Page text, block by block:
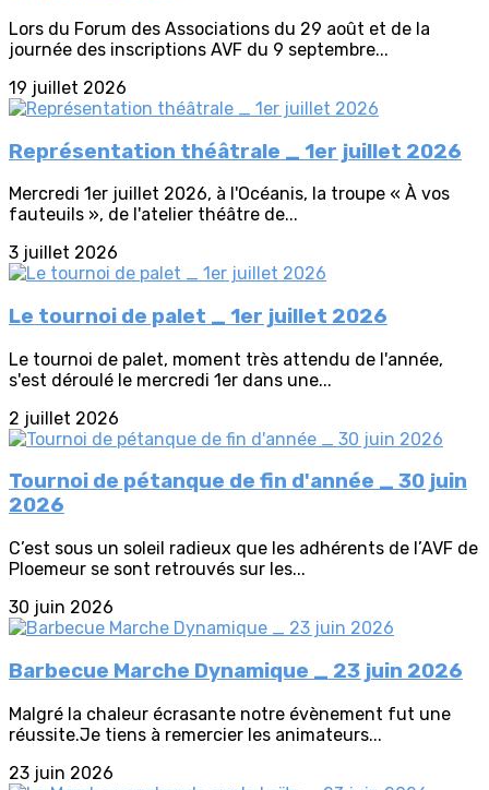
Lors du Forum des Associations du 29 août et de la
journée des inscriptions AVF du 9 septembre...
19 juillet 2026
Représentation théâtrale _ 1er juillet 2026
Mercredi 1er juillet 2026, à l'Océanis, la troupe « À vos
fauteuils », de l'atelier théâtre de...
3 juillet 2026
Le tournoi de palet _ 1er juillet 2026
Le tournoi de palet, moment très attendu de l'année,
s'est déroulé le mercredi 1er dans une...
2 juillet 2026
Tournoi de pétanque de fin d'année _ 30 juin
2026
C’est sous un soleil radieux que les adhérents de l’AVF de
Ploemeur se sont retrouvés sur les...
30 juin 2026
Barbecue Marche Dynamique _ 23 juin 2026
Malgré la chaleur écrasante notre évènement fut une
réussite.Je tiens à remercier les animateurs...
23 juin 2026